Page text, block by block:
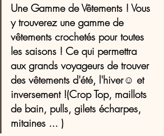
Une Gamme de Vêtements ! Vous
y trouverez une gamme de
vêtements crochetés pour toutes
les saisons ! Ce qui permettra
aux grands voyageurs de trouver
des vêtements d'été, l'hiver☺️ et
inversement !(Crop Top, maillots
de bain, pulls, gilets écharpes,
mitaines ... )